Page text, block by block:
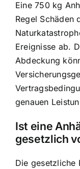
Eine 750 kg
Regel Schäden
Ereignisse ab.
Abdeckung
genauen
Ist eine
gesetzlich
Die gesetzliche